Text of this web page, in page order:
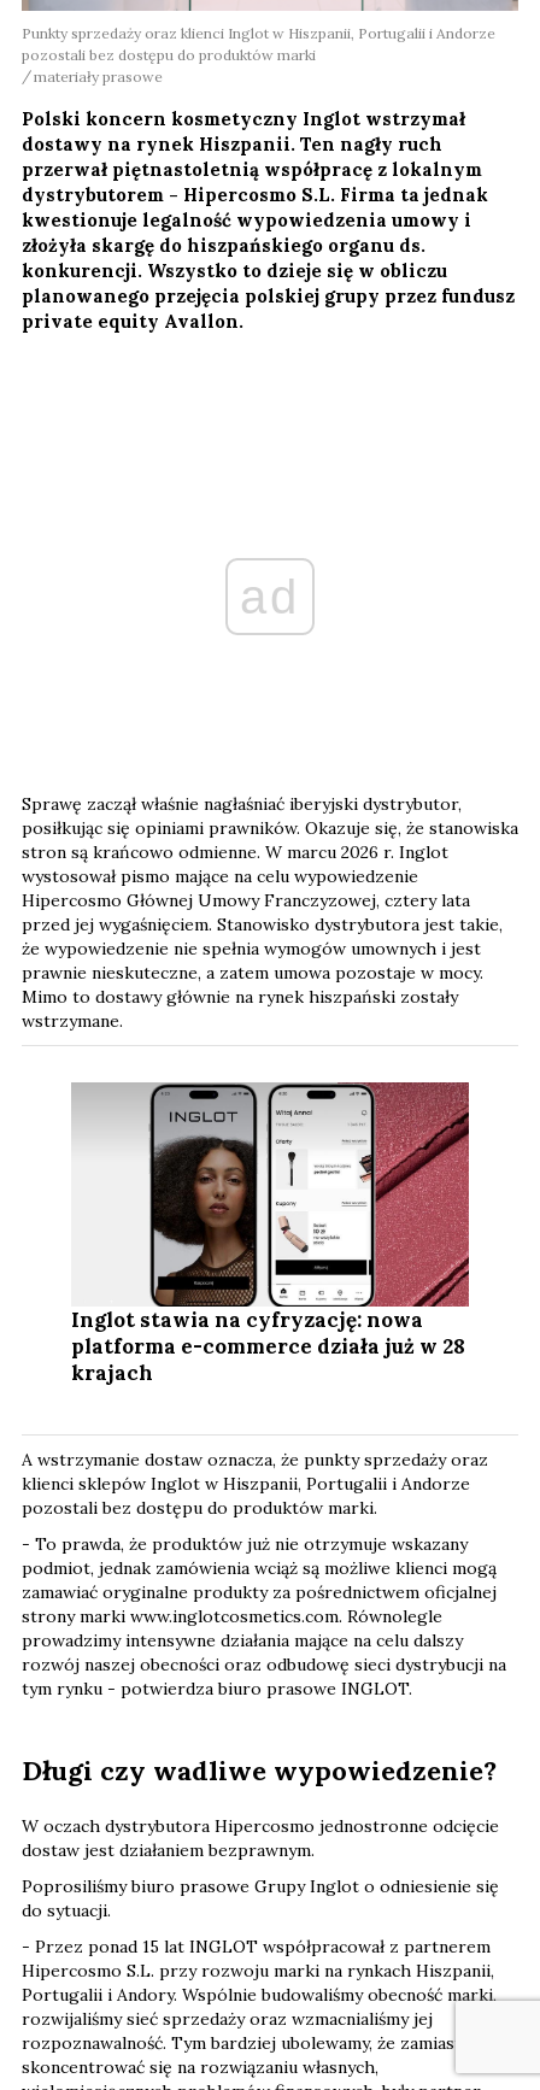
Punkty sprzedaży oraz klienci Inglot w Hiszpanii, Portugalii i Andorze
pozostali bez dostępu do produktów marki
materiały prasowe
Polski koncern kosmetyczny Inglot wstrzymał
dostawy na rynek Hiszpanii. Ten nagły ruch
przerwał piętnastoletnią współpracę z lokalnym
dystrybutorem - Hipercosmo S.L. Firma ta jednak
kwestionuje legalność wypowiedzenia umowy i
złożyła skargę do hiszpańskiego organu ds.
konkurencji. Wszystko to dzieje się w obliczu
planowanego przejęcia polskiej grupy przez fundusz
private equity Avallon.
ad
Sprawę zaczął właśnie nagłaśniać iberyjski dystrybutor,
posiłkując się opiniami prawników. Okazuje się, że stanowiska
stron są krańcowo odmienne. W marcu 2026 r. Inglot
wystosował pismo mające na celu wypowiedzenie
Hipercosmo Głównej Umowy Franczyzowej, cztery lata
przed jej wygaśnięciem. Stanowisko dystrybutora jest takie,
że wypowiedzenie nie spełnia wymogów umownych i jest
prawnie nieskuteczne, a zatem umowa pozostaje w mocy.
Mimo to dostawy głównie na rynek hiszpański zostały
wstrzymane.
Inglot stawia na cyfryzację: nowa
platforma e-commerce działa już w 28
krajach
A wstrzymanie dostaw oznacza, że punkty sprzedaży oraz
klienci sklepów Inglot w Hiszpanii, Portugalii i Andorze
pozostali bez dostępu do produktów marki.
- To prawda, że produktów już nie otrzymuje wskazany
podmiot, jednak zamówienia wciąż są możliwe klienci mogą
zamawiać oryginalne produkty za pośrednictwem oficjalnej
strony marki www.inglotcosmetics.com. Równolegle
prowadzimy intensywne działania mające na celu dalszy
rozwój naszej obecności oraz odbudowę sieci dystrybucji na
tym rynku - potwierdza biuro prasowe INGLOT.
Długi czy wadliwe wypowiedzenie?
W oczach dystrybutora Hipercosmo jednostronne odcięcie
dostaw jest działaniem bezprawnym.
Poprosiliśmy biuro prasowe Grupy Inglot o odniesienie się
do sytuacji.
- Przez ponad 15 lat INGLOT współpracował z partnerem
Hipercosmo S.L. przy rozwoju marki na rynkach Hiszpanii,
Portugalii i Andory. Wspólnie budowaliśmy obecność marki,
rozwijaliśmy sieć sprzedaży oraz wzmacnialiśmy jej
rozpoznawalność. Tym bardziej ubolewamy, że zamiast
skoncentrować się na rozwiązaniu własnych,